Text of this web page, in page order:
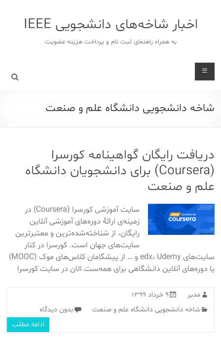
اخبار شاخه‌های دانشجویی IEEE
به همراه راهنمای ثبت نام و پرداخت هزینه عضویت
شاخه دانشجویی دانشگاه علم و صنعت
دریافت رایگان گواهینامه کورسرا
(Coursera) برای دانشجویان دانشگاه
علم و صنعت
سایت آموزشی کورسرا (Coursera) در
زمینه‌ی ارائۀ دوره‌های آموزشی آنلاین
رایگان، از شناخته‌شده‌ترین و معتبرترین
سایت‌های جهان است. کورسرا در کنار
سایت‌های edx، Udemy و … از پیشگامان کلاس‌های موک (MOOC)
یا دوره‌های آنلاین دانشگاهی برای همه‌ست.الان در سایت کورسرا
مدیر
۹ خرداد ۱۳۹۹
شاخه دانشجویی دانشگاه علم و صنعت
بدون دیدگاه
ادامه مطلب